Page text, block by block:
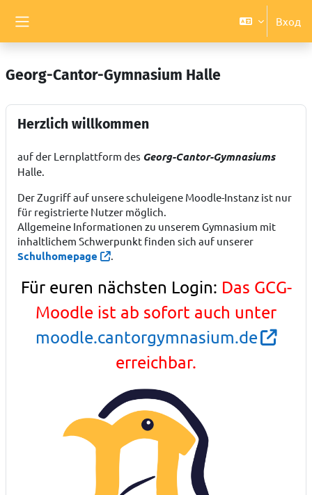
Вход
Georg-Cantor-Gymnasium Halle
Herzlich willkommen
auf der Lernplattform des Georg-Cantor-Gymnasiums
Halle.
Der Zugriff auf unsere schuleigene Moodle-Instanz ist nur
für registrierte Nutzer möglich.
Allgemeine Informationen zu unserem Gymnasium mit
inhaltlichem Schwerpunkt finden sich auf unserer
Schulhomepage .
Für euren nächsten Login: Das GCG-
Moodle ist ab sofort auch unter
moodle.cantorgymnasium.de
erreichbar.